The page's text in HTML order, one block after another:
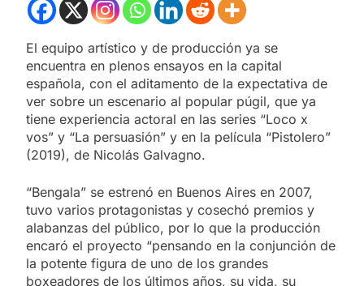
El equipo artístico y de producción ya se
encuentra en plenos ensayos en la capital
española, con el aditamento de la expectativa de
ver sobre un escenario al popular púgil, que ya
tiene experiencia actoral en las series “Loco x
vos” y “La persuasión” y en la película “Pistolero”
(2019), de Nicolás Galvagno.
“Bengala” se estrenó en Buenos Aires en 2007,
tuvo varios protagonistas y cosechó premios y
alabanzas del público, por lo que la producción
encaró el proyecto “pensando en la conjunción de
la potente figura de uno de los grandes
boxeadores de los últimos años, su vida, su